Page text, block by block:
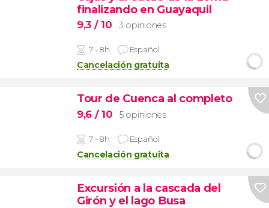
finalizando en Guayaquil
9,3 / 10 3 opiniones
7 - 8h Español
Cancelación gratuita
Tour de Cuenca al completo
9,6 / 10 5 opiniones
7 - 8h Español
Cancelación gratuita
Excursión a la cascada del
Girón y el lago Busa